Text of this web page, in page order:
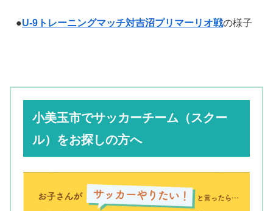
●U-9トレーニングマッチ対吉沼プリマーリオ戦の様子
小美玉市でサッカーチーム（スクー
ル）をお探しの方へ